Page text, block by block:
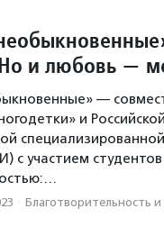
и любовь —
—
и Российской
с участием
· Благотвори­тель­ность